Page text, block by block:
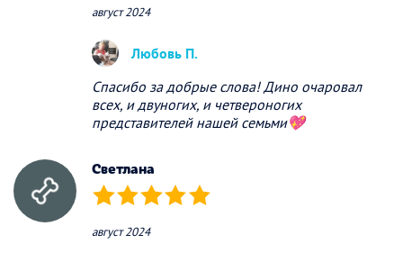
август 2024
Любовь П.
Спасибо за добрые слова! Дино очаровал
всех, и двуногих, и четвероногих
представителей нашей семьми💖
Светлана
(*) (*) (*) (*) (*)
август 2024